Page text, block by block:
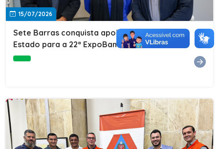
15/07/2026
Sete Barras conquista apoio do Governo do
Estado para a 22ª ExpoBanana